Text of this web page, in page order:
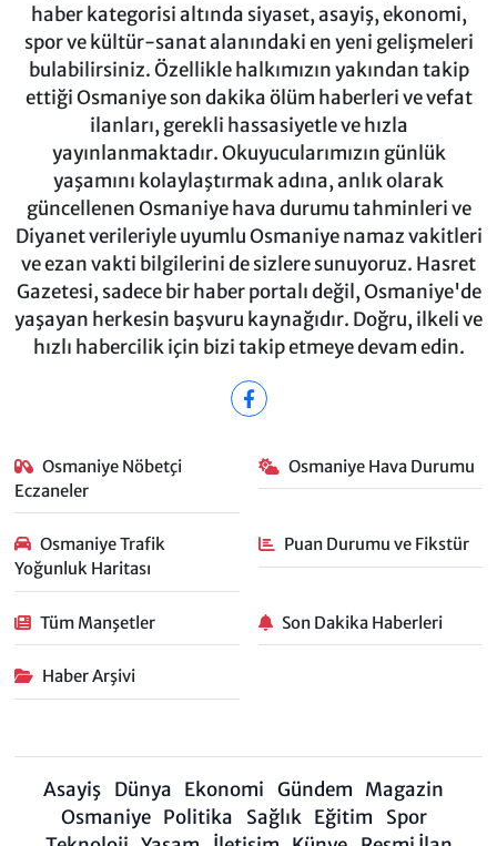
haber kategorisi altında siyaset, asayiş, ekonomi,
spor ve kültür-sanat alanındaki en yeni gelişmeleri
bulabilirsiniz. Özellikle halkımızın yakından takip
ettiği Osmaniye son dakika ölüm haberleri ve vefat
ilanları, gerekli hassasiyetle ve hızla
yayınlanmaktadır. Okuyucularımızın günlük
yaşamını kolaylaştırmak adına, anlık olarak
güncellenen Osmaniye hava durumu tahminleri ve
Diyanet verileriyle uyumlu Osmaniye namaz vakitleri
ve ezan vakti bilgilerini de sizlere sunuyoruz. Hasret
Gazetesi, sadece bir haber portalı değil, Osmaniye'de
yaşayan herkesin başvuru kaynağıdır. Doğru, ilkeli ve
hızlı habercilik için bizi takip etmeye devam edin.
Osmaniye Nöbetçi
Eczaneler
Osmaniye Hava Durumu
Osmaniye Trafik
Yoğunluk Haritası
Puan Durumu ve Fikstür
Tüm Manşetler Son Dakika Haberleri
Haber Arşivi
Asayiş Dünya Ekonomi Gündem Magazin
Osmaniye Politika Sağlık Eğitim
Spor